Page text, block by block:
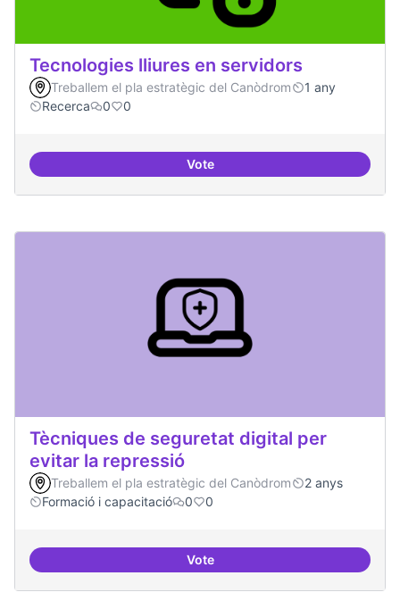
Tecnologies lliures en servidors
Treballem el pla estratègic del Canòdrom
1 any
Recerca
0 0
VoteTecnologies lliures en servidors
Tècniques de seguretat digital per
evitar la repressió
Treballem el pla estratègic del Canòdrom
2 anys
Formació i capacitació
0 0
VoteTècniques de seguretat digital